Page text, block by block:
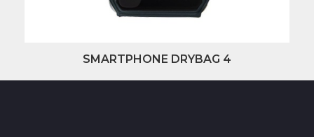
SMARTPHONE DRYBAG 4